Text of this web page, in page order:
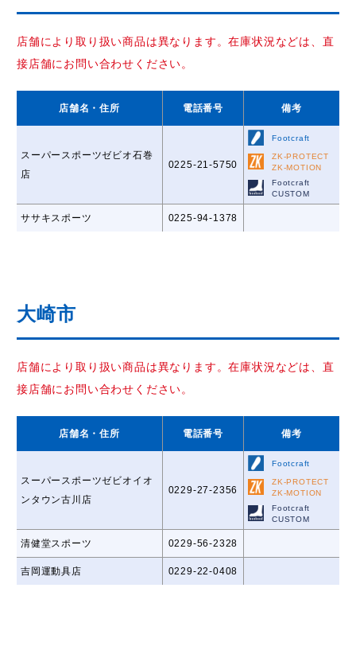
店舗により取り扱い商品は異なります。在庫状況などは、直
接店舗にお問い合わせください。
店舗名 ・住所 電話番号 備考
スーパースポーツゼビオ石巻
店
0225-21-5750
Footcraft
ZK-PROTECT
ZK-MOTION
Footcraft
CUSTOM
ササキスポーツ 0225-94-1378
大崎市
店舗により取り扱い商品は異なります。在庫状況などは、直
接店舗にお問い合わせください。
店舗名 ・住所 電話番号 備考
スーパースポーツゼビオイオ
ンタウン古川店
0229-27-2356
Footcraft
ZK-PROTECT
ZK-MOTION
Footcraft
CUSTOM
清健堂スポーツ 0229-56-2328
吉岡運動具店 0229-22-0408